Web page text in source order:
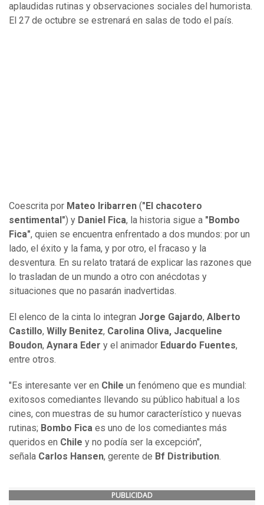
aplaudidas rutinas y observaciones sociales del humorista.
El 27 de octubre se estrenará en salas de todo el país.
Coescrita por Mateo Iribarren ("El chacotero
sentimental") y Daniel Fica, la historia sigue a "Bombo
Fica", quien se encuentra enfrentado a dos mundos: por un
lado, el éxito y la fama, y por otro, el fracaso y la
desventura. En su relato tratará de explicar las razones que
lo trasladan de un mundo a otro con anécdotas y
situaciones que no pasarán inadvertidas.
El elenco de la cinta lo integran Jorge Gajardo, Alberto
Castillo, Willy Benitez, Carolina Oliva, Jacqueline
Boudon, Aynara Eder y el animador Eduardo Fuentes,
entre otros.
"Es interesante ver en Chile un fenómeno que es mundial:
exitosos comediantes llevando su público habitual a los
cines, con muestras de su humor característico y nuevas
rutinas; Bombo Fica es uno de los comediantes más
queridos en Chile y no podía ser la excepción",
señala Carlos Hansen, gerente de Bf Distribution.
PUBLICIDAD